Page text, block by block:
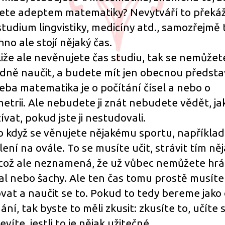
adeptem matematiky? Nevytváří to
lingvistiky, medicíny atd., samozřejmě
ale stojí nějaký čas.
ale nevěnujete čas studiu, tak se
naučit, a budete mít jen obecnou
matematika je o počítání čísel a nebo o
Ale nebudete ji znát nebudete vědět,
pokud jste ji nestudovali.
když se věnujete nějakému sportu, například
na ovále. To se musíte učit, strávit tím
ale neznamená, že už vůbec nemůžete
nebo šachy. Ale ten čas tomu prostě musíte
a naučit se to. Pokud to tedy bereme jako
tak byste to měli zkusit: zkusíte to, učíte